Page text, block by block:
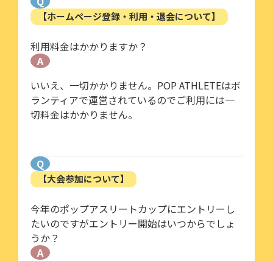
【ホームページ登録・利用・退会について】
利用料金はかかりますか？
A
いいえ、一切かかりません。POP ATHLETEはボ
ランティアで運営されているのでご利用には一
切料金はかかりません。
Q
【大会参加について】
今年のポップアスリートカップにエントリーし
たいのですがエントリー開始はいつからでしょ
うか？
A